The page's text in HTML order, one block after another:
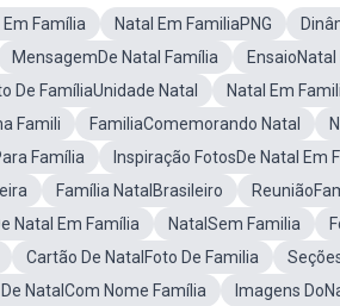
Família Natal Em FamiliaPNG
MensagemDe Natal Família
De FamíliaUnidade Natal Natal Em
Famili FamiliaComemorando Natal
Família
Inspiração FotosDe Natal Em
Família NatalBrasileiro
Natal Em Família NatalSem Familia
Cartão De NatalFoto De Familia
NatalCom Nome Família
Imagens